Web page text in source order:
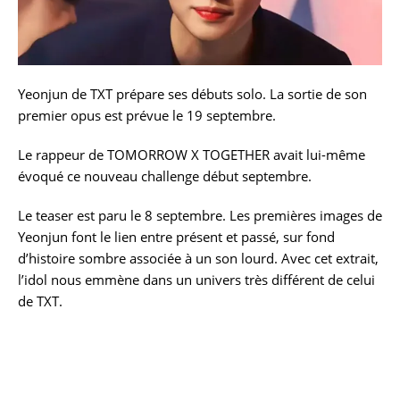
Yeonjun de TXT prépare ses débuts solo. La sortie de son
premier opus est prévue le 19 septembre.
Le rappeur de TOMORROW X TOGETHER avait lui-même
évoqué ce nouveau challenge début septembre.
Le teaser est paru le 8 septembre. Les premières images de
Yeonjun font le lien entre présent et passé, sur fond
d’histoire sombre associée à un son lourd. Avec cet extrait,
l’idol nous emmène dans un univers très différent de celui
de TXT.